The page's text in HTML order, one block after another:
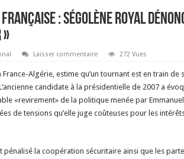
: Ségolène Royal
Laisser commentaire 272 Vues
Algérie, estime qu’un tournant est en train de
candidate à la présidentielle de 2007 a
«revirement» de la politique menée par
de tensions qu’elle juge coûteuses pour les
pénalisé la coopération sécuritaire ainsi que les